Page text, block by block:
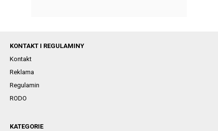
KONTAKT I REGULAMINY
Kontakt
Reklama
Regulamin
RODO
KATEGORIE